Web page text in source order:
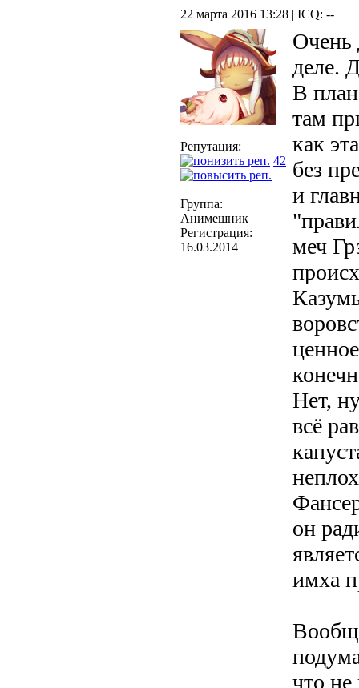
22 марта 2016 13:28 | ICQ: --
Репутация:
42
Группа:
Анимешник
Регистрация:
16.03.2014
Очень
деле.
В
там
как
без
и
меч
Нет,
всё
он
имха
что